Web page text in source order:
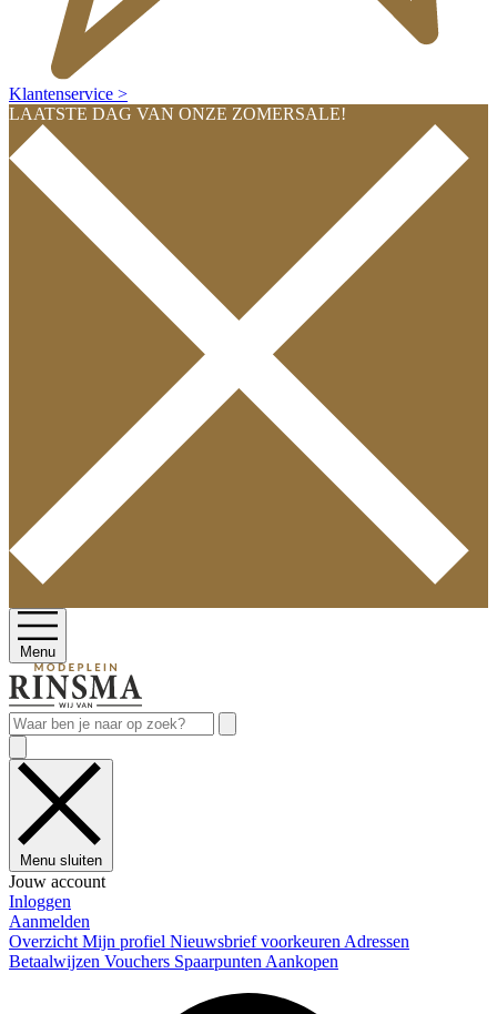
Klantenservice >
LAATSTE DAG VAN ONZE ZOMERSALE!
Menu
Menu sluiten
Jouw account
Inloggen
Aanmelden
Overzicht Mijn profiel Nieuwsbrief voorkeuren Adressen
Betaalwijzen Vouchers Spaarpunten Aankopen